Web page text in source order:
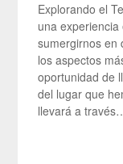
Explorando el
una
sumergirnos en
los aspectos
oportunidad de
del lugar que
llevará a